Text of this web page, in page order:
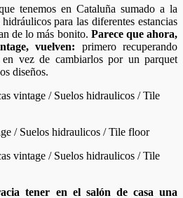
tenemos en Cataluña sumado a la
para las diferentes estancias
de lo más bonito. Parece que ahora,
vuelven: primero recuperando
en vez de cambiarlos por un parquet
diseños.
tener en el salón de casa una